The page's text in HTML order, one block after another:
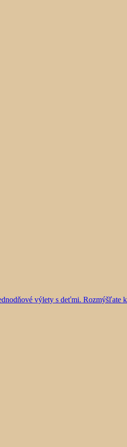
výlety s deťmi. Rozmýšľate